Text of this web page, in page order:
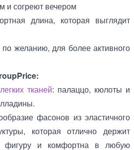
и согреют вечером
длина, которая выглядит
желанию, для более активного
тканей: палаццо, кюлоты и
фасонов из эластичного
которая отлично держит
фигуру и комфортна в любую